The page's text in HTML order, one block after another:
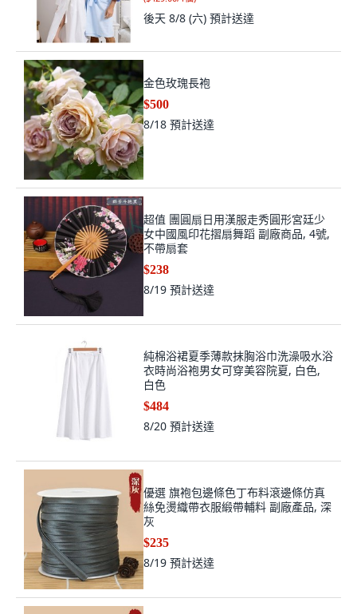
後天 8/8 (六) 預計送達
金色玫瑰長袍
$500
8/18 預計送達
超值 團圓扇日用漢服走秀圓形宮廷少
女中國風印花摺扇舞蹈 副廠商品, 4號,
不帶扇套
$238
8/19 預計送達
純棉浴裙夏季薄款抹胸浴巾洗澡吸水浴
衣時尚浴袍男女可穿美容院夏, 白色,
白色
$484
8/20 預計送達
優選 旗袍包邊條色丁布料滾邊條仿真
絲免燙織帶衣服緞帶輔料 副廠產品, 深
灰
$235
8/19 預計送達